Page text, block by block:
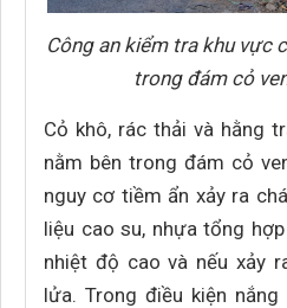
Công an kiểm tra khu vực
trong đám cỏ
Cỏ khô, rác thải và hằng
nằm bên trong đám cỏ
nguy cơ tiềm ẩn xảy ra
liệu cao su, nhựa tổng
nhiệt độ cao và nếu xảy
lửa. Trong điều kiện